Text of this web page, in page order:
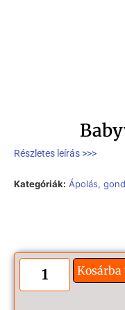
Részletes leírás >>>
Kategóriák: Ápolás,
Kosárba